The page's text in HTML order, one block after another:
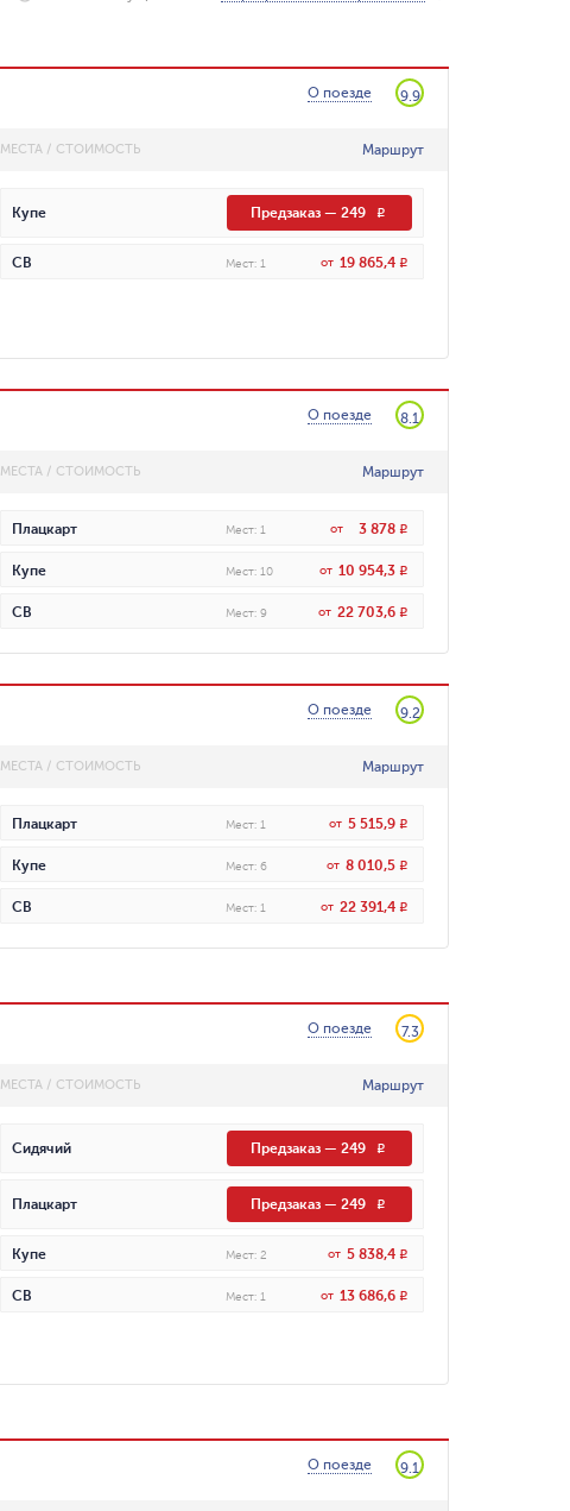
О поезде 9.9
МЕСТА / СТОИМОСТЬ Маршрут
Купе Предзаказ— 249 R
СВ Мест: 1 от 19 865,4 R
О поезде 8.1
МЕСТА / СТОИМОСТЬ Маршрут
Плацкарт Мест: 1 от 3 878 R
Купе Мест: 10 от 10 954,3 R
СВ Мест: 9 от 22 703,6 R
О поезде 9.2
МЕСТА / СТОИМОСТЬ Маршрут
Плацкарт Мест: 1 от 5 515,9 R
Купе Мест: 6 от 8 010,5 R
СВ Мест: 1 от 22 391,4 R
О поезде 7.3
МЕСТА / СТОИМОСТЬ Маршрут
Сидячий Предзаказ— 249 R
Плацкарт Предзаказ— 249 R
Купе Мест: 2 от 5 838,4 R
СВ Мест: 1 от 13 686,6 R
О поезде 9.1